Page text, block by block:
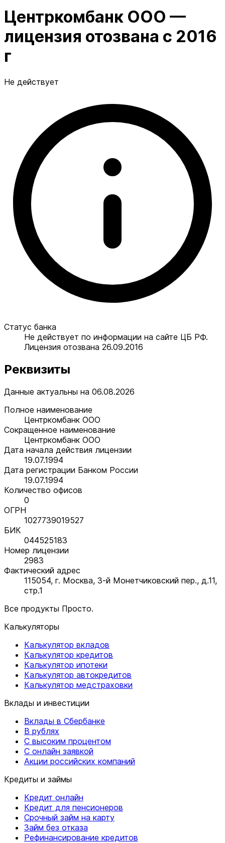
Центркомбанк ООО —
лицензия отозвана с 2016
г
Не действует
Статус банка
Не действует по информации на сайте ЦБ РФ.
Лицензия отозвана 26.09.2016
Реквизиты
Данные актуальны на 06.08.2026
Полное наименование
Центркомбанк ООО
Сокращенное наименование
Центркомбанк ООО
Дата начала действия лицензии
19.07.1994
Дата регистрации Банком России
19.07.1994
Количество офисов
0
ОГРН
1027739019527
БИК
044525183
Номер лицензии
2983
Фактический адрес
115054, г. Москва, 3-й Монетчиковский пер., д.11,
стр.1
Все продукты Просто.
Калькуляторы
Калькулятор вкладов
Калькулятор кредитов
Калькулятор ипотеки
Калькулятор автокредитов
Калькулятор медстраховки
Вклады и инвестиции
Вклады в Сбербанке
В рублях
С высоким процентом
С онлайн заявкой
Акции российских компаний
Кредиты и займы
Кредит онлайн
Кредит для пенсионеров
Срочный займ на карту
Займ без отказа
Рефинансирование кредитов